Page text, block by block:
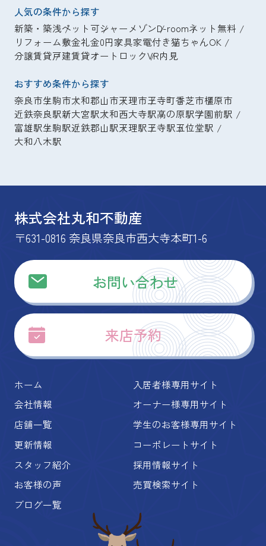
人気の条件から探す
新築・築浅ペット可シャーメゾンD-roomネット無料
リフォーム敷金礼金0円家具家電付き猫ちゃんOK
分譲賃貸戸建賃貸オートロックVR内見
おすすめ条件から探す
奈良市生駒市大和郡山市天理市王寺町香芝市橿原市
近鉄奈良駅新大宮駅大和西大寺駅高の原駅学園前駅
富雄駅生駒駅近鉄郡山駅天理駅王寺駅五位堂駅
大和八木駅
株式会社丸和不動産
〒631-0816 奈良県奈良市西大寺本町1-6
お問い合わせ
来店予約
ホーム
会社情報
店舗一覧
更新情報
スタッフ紹介
お客様の声
ブログ一覧
入居者様専用サイト
オーナー様専用サイト
学生のお客様専用サイト
コーポレートサイト
採用情報サイト
売買検索サイト